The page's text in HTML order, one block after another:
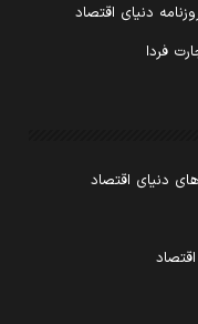
دنیای اقتصاد
فردا
دنیای اقتصاد